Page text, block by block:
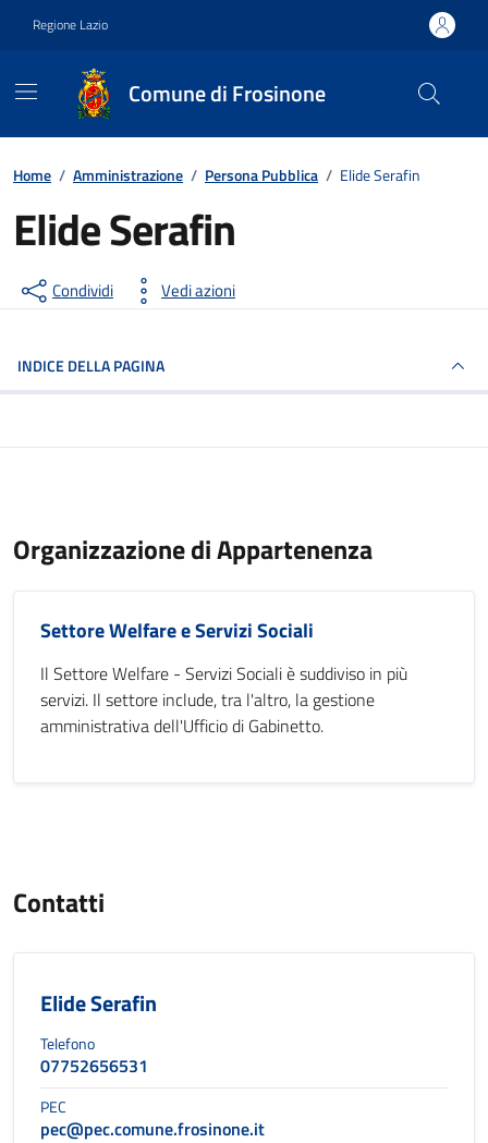
Regione Lazio
Comune di Frosinone
Contenuti in evidenza
Home / Amministrazione / Persona Pubblica / Elide Serafin
Elide Serafin
Condividi Vedi azioni
INDICE DELLA PAGINA
Organizzazione di Appartenenza
Settore Welfare e Servizi Sociali
Il Settore Welfare - Servizi Sociali è suddiviso in più
servizi. Il settore include, tra l'altro, la gestione
amministrativa dell'Ufficio di Gabinetto.
Contatti
Elide Serafin
Telefono
07752656531
PEC
pec@pec.comune.frosinone.it